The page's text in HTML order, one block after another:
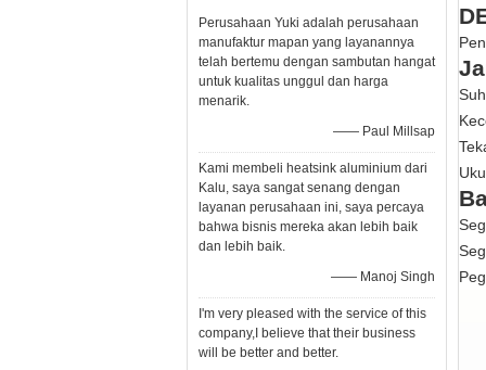
Perusahaan Yuki adalah perusahaan
manufaktur mapan yang layanannya
telah bertemu dengan sambutan hangat
untuk kualitas unggul dan harga
menarik.
—— Paul Millsap
Kami membeli heatsink aluminium dari
Kalu, saya sangat senang dengan
layanan perusahaan ini, saya percaya
bahwa bisnis mereka akan lebih baik
dan lebih baik.
—— Manoj Singh
I'm very pleased with the service of this
company,I believe that their business
will be better and better.